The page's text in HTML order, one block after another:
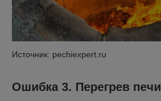
Источник: pechiexpert.ru
Ошибка 3. Перегрев печи